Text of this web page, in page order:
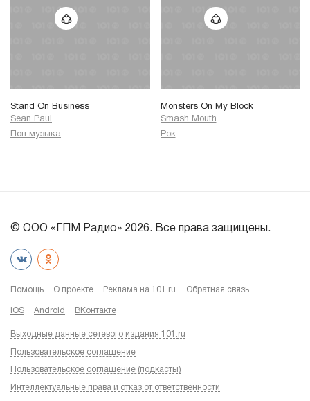
Stand On Business
Sean Paul
Поп музыка
Monsters On My Block
Smash Mouth
Рок
© ООО «ГПМ Радио» 2026. Все права защищены.
Помощь О проекте Реклама на 101.ru Обратная связь
iOS Android ВКонтакте
Выходные данные сетевого издания 101.ru
Пользовательское соглашение
Пользовательское соглашение (подкасты)
Интеллектуальные права и отказ от ответственности